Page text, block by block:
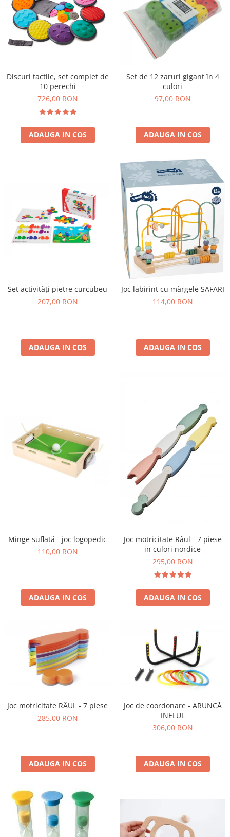
Montessori
Spații de joacă
Educatie inovativa
Anatomie
Dezvoltare timpurie
Experimente
Joc imaginativ
Jucării interactive
Lumina
Pregătire pentru școală
Pregătirea scrierii de mână
Secventialitate
Sortare si numarare
Margele HAMA MAXI
Mărgele HAMA MIDI
Stimulare senzoriala
Discuri tactile, set complet de
10 perechi
726,00 RON
ADAUGA IN COS
Set de 12 zaruri gigant în 4
culori
97,00 RON
ADAUGA IN COS
Set activități pietre curcubeu
207,00 RON
ADAUGA IN COS
Joc labirint cu mărgele SAFARI
114,00 RON
ADAUGA IN COS
Minge suflată - joc logopedic
110,00 RON
ADAUGA IN COS
Joc motricitate Râul - 7 piese
in culori nordice
295,00 RON
ADAUGA IN COS
Joc motricitate RÂUL - 7 piese
285,00 RON
ADAUGA IN COS
Joc de coordonare - ARUNCĂ
INELUL
306,00 RON
ADAUGA IN COS